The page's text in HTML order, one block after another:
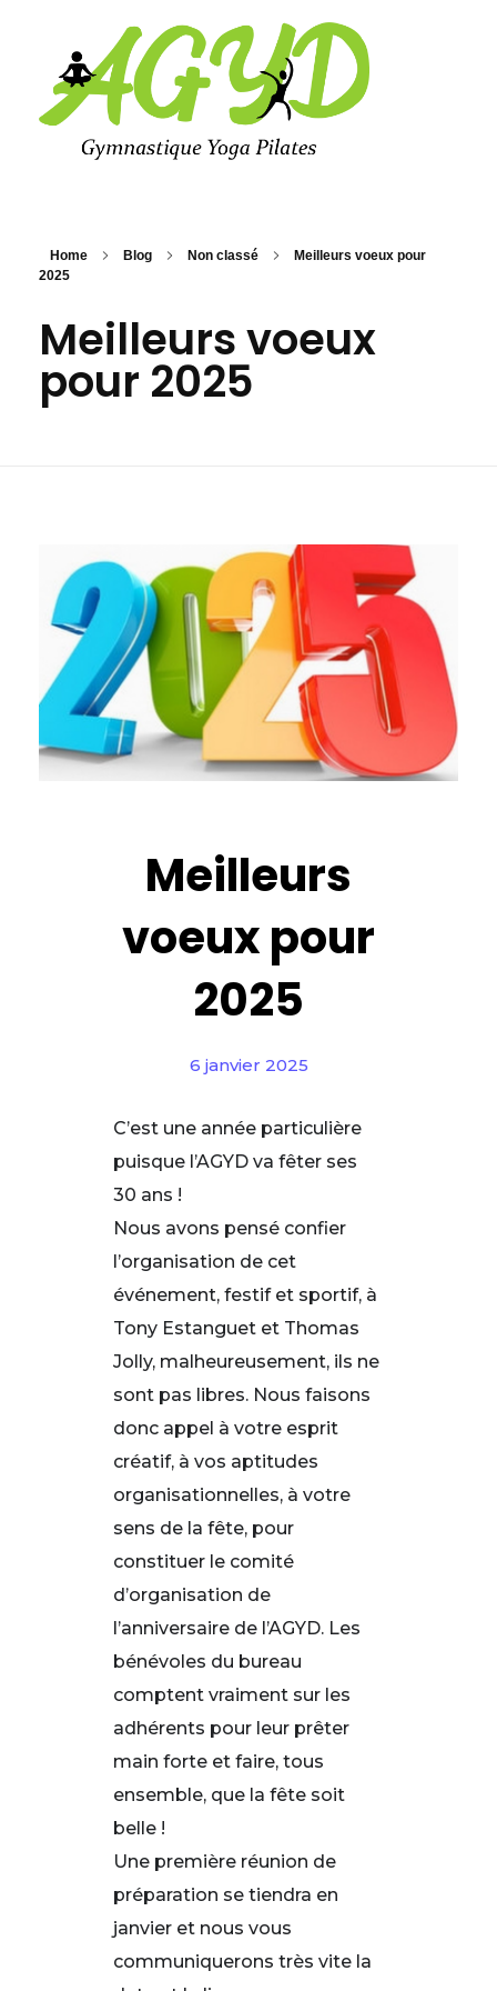
Home Blog Non classé
Meilleurs voeux pour
2025
Meilleurs voeux
pour 2025
Meilleurs
voeux pour
2025
6 janvier 2025
C’est une année particulière
puisque l’AGYD va fêter ses
30 ans !
Nous avons pensé confier
l’organisation de cet
événement, festif et sportif, à
Tony Estanguet et Thomas
Jolly, malheureusement, ils ne
sont pas libres. Nous faisons
donc appel à votre esprit
créatif, à vos aptitudes
organisationnelles, à votre
sens de la fête, pour
constituer le comité
d’organisation de
l’anniversaire de l’AGYD. Les
bénévoles du bureau
comptent vraiment sur les
adhérents pour leur prêter
main forte et faire, tous
ensemble, que la fête soit
belle !
Une première réunion de
préparation se tiendra en
janvier et nous vous
communiquerons très vite la